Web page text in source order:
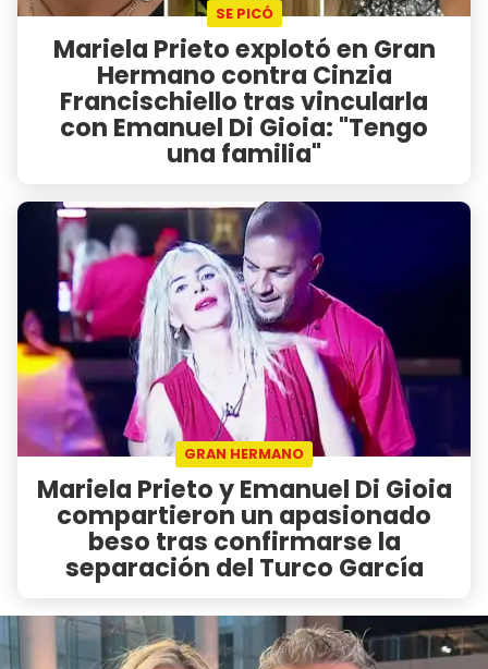
SE PICÓ
Mariela Prieto explotó en Gran
Hermano contra Cinzia
Francischiello tras vincularla
con Emanuel Di Gioia: "Tengo
una familia"
GRAN HERMANO
Mariela Prieto y Emanuel Di Gioia
compartieron un apasionado
beso tras confirmarse la
separación del Turco García